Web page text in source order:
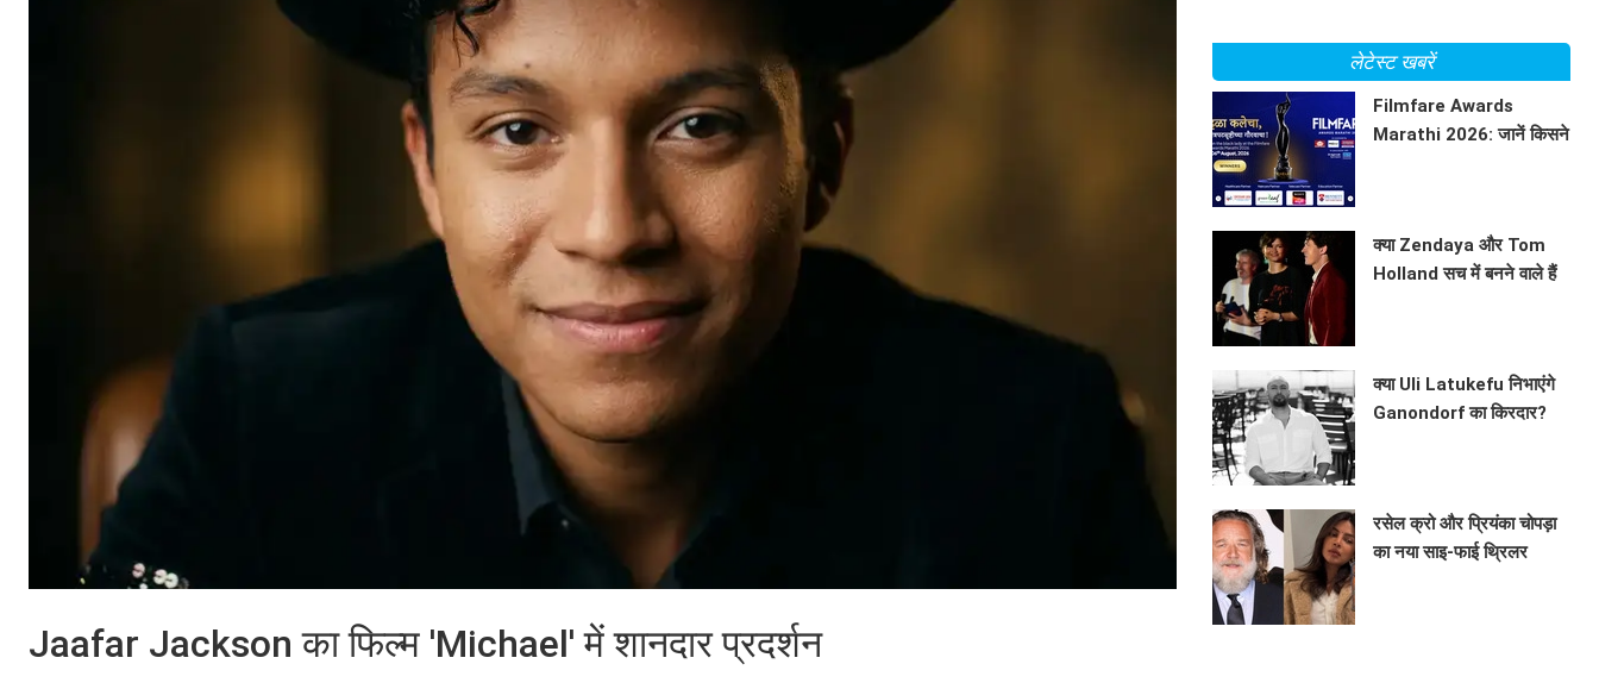
Jaafar Jackson का फिल्म 'Michael' में शानदार प्रदर्शन
लेटेस्ट खबरें
Filmfare Awards
Marathi 2026: जानें किसने
क्या Zendaya और Tom
Holland सच में बनने वाले हैं
क्या Uli Latukefu निभाएंगे
Ganondorf का किरदार?
रसेल क्रो और प्रियंका चोपड़ा
का नया साइ-फाई थ्रिलर